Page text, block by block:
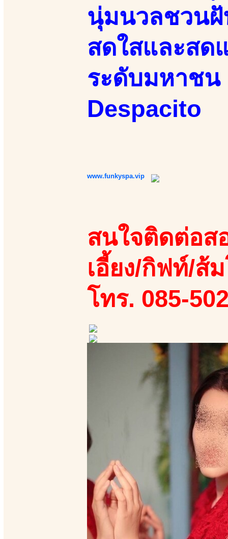
นุ่มนวลชวนฝั
สดใสและสด
ระดับมหาชน
Despacito
www.funkyspa.vip
สนใจติดต่อส
เอี้ยง/กิฟท์/ส้
โทร. 085-